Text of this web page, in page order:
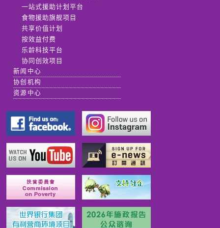
一站式援助计划平台
食物援助旗舰项目
共享价值计划
按效益付费
乐龄科技平台
协同创效项目
新闻中心
协创机构
资源中心